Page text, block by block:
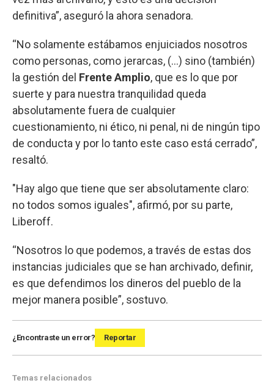
definitiva”, aseguró la ahora senadora.
“No solamente estábamos enjuiciados nosotros
como personas, como jerarcas, (...) sino (también)
la gestión del Frente Amplio, que es lo que por
suerte y para nuestra tranquilidad queda
absolutamente fuera de cualquier
cuestionamiento, ni ético, ni penal, ni de ningún tipo
de conducta y por lo tanto este caso está cerrado”,
resaltó.
"Hay algo que tiene que ser absolutamente claro:
no todos somos iguales", afirmó, por su parte,
Liberoff.
“Nosotros lo que podemos, a través de estas dos
instancias judiciales que se han archivado, definir,
es que defendimos los dineros del pueblo de la
mejor manera posible”, sostuvo.
¿Encontraste un error? Reportar
Temas relacionados